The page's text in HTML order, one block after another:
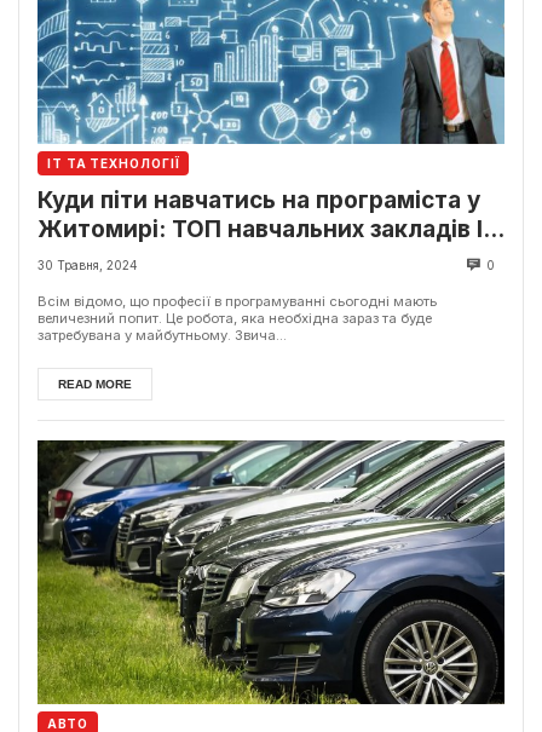
ІТ ТА ТЕХНОЛОГІЇ
Куди піти навчатись на програміста у
Житомирі: ТОП навчальних закладів ІТ
у місті
30 Травня, 2024 0
Всім відомо, що професії в програмуванні сьогодні мають
величезний попит. Це робота, яка необхідна зараз та буде
затребувана у майбутньому. Звича...
READ MORE
АВТО